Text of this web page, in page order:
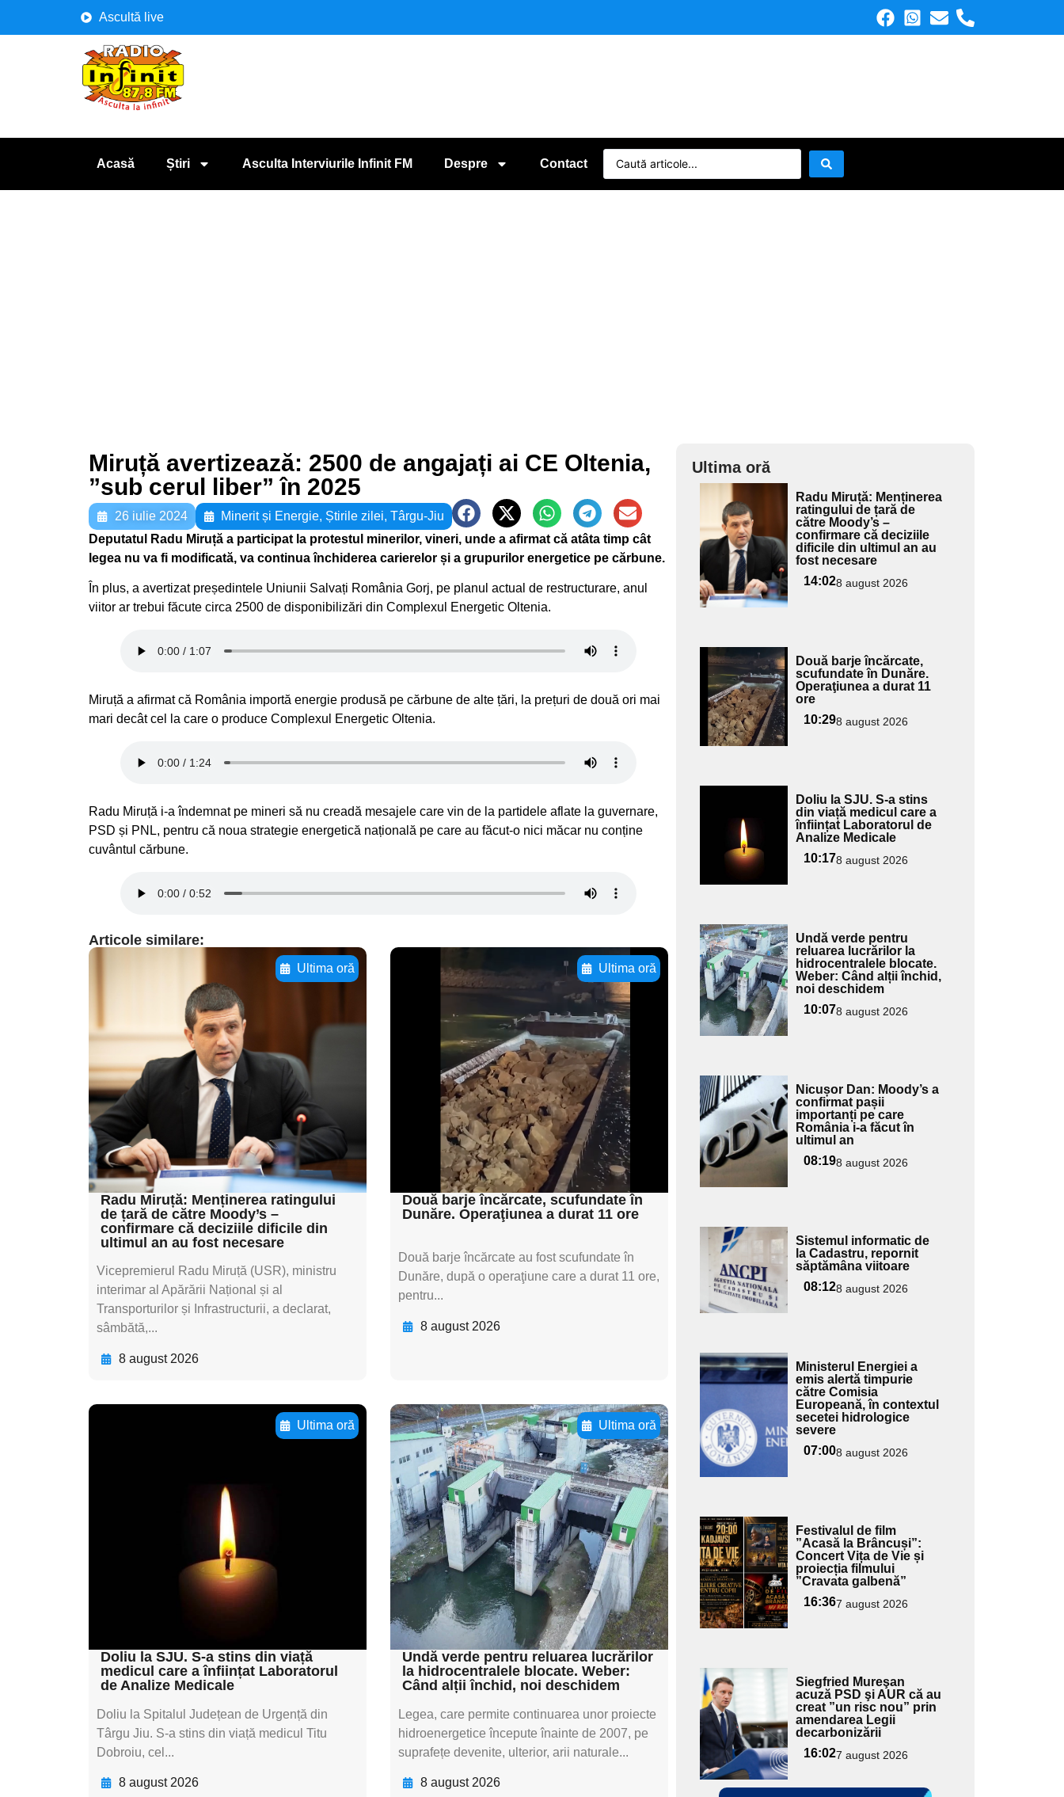
Ascultă live
Acasă Știri Asculta Interviurile Infinit FM Despre Contact
Miruță avertizează: 2500 de angajați ai CE Oltenia,
”sub cerul liber” în 2025
26 iulie 2024 Minerit și Energie, Știrile zilei, Târgu-Jiu
Deputatul Radu Miruță a participat la protestul minerilor, vineri, unde a afirmat că atâta timp cât
legea nu va fi modificată, va continua închiderea carierelor și a grupurilor energetice pe cărbune.
În plus, a avertizat președintele Uniunii Salvați România Gorj, pe planul actual de restructurare, anul
viitor ar trebui făcute circa 2500 de disponibilizări din Complexul Energetic Oltenia.
Miruță a afirmat că România importă energie produsă pe cărbune de alte țări, la prețuri de două ori mai
mari decât cel la care o produce Complexul Energetic Oltenia.
Radu Miruță i-a îndemnat pe mineri să nu creadă mesajele care vin de la partidele aflate la guvernare,
PSD și PNL, pentru că noua strategie energetică națională pe care au făcut-o nici măcar nu conține
cuvântul cărbune.
Articole similare:
Ultima oră
Adaugă aici textul
pentru
subtitluAdaugă aici
textul pentru
subtitluAdaugă aici
textul pentru
subtitluAdaugă aici
textul pentru subti
Radu Miruță: Menținerea ratingului
de țară de către Moody’s –
confirmare că deciziile dificile din
ultimul an au fost necesare
Vicepremierul Radu Miruță (USR), ministru
interimar al Apărării Național și al
Transporturilor și Infrastructurii, a declarat,
sâmbătă,...
8 august 2026
Ultima oră
Adaugă aici textul
pentru
subtitluAdaugă aici
textul pentru
subtitluAdaugă aici
textul pentru
subtitluAdaugă aici
textul pentru subti
Două barje încărcate, scufundate în
Dunăre. Operaţiunea a durat 11 ore
Două barje încărcate au fost scufundate în
Dunăre, după o operaţiune care a durat 11 ore,
pentru...
8 august 2026
Ultima oră
subtitluAdaugă aici
textul pentru
subtitluAdaugă aici
textul pentru
subtitluAdaugă aici
Doliu la SJU. S-a stins din viață
medicul care a înființat Laboratorul
de Analize Medicale
Doliu la Spitalul Județean de Urgență din
Târgu Jiu. S-a stins din viață medicul Titu
Dobroiu, cel...
8 august 2026
Ultima oră
Adaugă aici textul
pentru
subtitluAdaugă aici
textul pentru
subtitluAdaugă aici
textul pentru
subtitluAdaugă aici
textul pentru subti
Undă verde pentru reluarea lucrărilor
la hidrocentralele blocate. Weber:
Când alții închid, noi deschidem
Legea, care permite continuarea unor proiecte
hidroenergetice începute înainte de 2007, pe
suprafețe devenite, ulterior, arii naturale...
8 august 2026
Ultima oră
Adaugă
aici textul
pentru
subtitlu
Radu Miruță: Menținerea
ratingului de țară de
către Moody’s –
confirmare că deciziile
dificile din ultimul an au
fost necesare
14:028 august 2026
Adaugă
aici textul
pentru
subtitlu
Două barje încărcate,
scufundate în Dunăre.
Operaţiunea a durat 11
ore
10:298 august 2026
pentru
subtitlu
Doliu la SJU. S-a stins
din viață medicul care a
înființat Laboratorul de
Analize Medicale
10:178 august 2026
Adaugă
aici textul
pentru
subtitlu
Undă verde pentru
reluarea lucrărilor la
hidrocentralele blocate.
Weber: Când alții închid,
noi deschidem
10:078 august 2026
Adaugă
aici textul
pentru
subtitlu
Nicușor Dan: Moody’s a
confirmat pașii
importanți pe care
România i-a făcut în
ultimul an
08:198 august 2026
Adaugă
aici textul
pentru
subtitlu
Sistemul informatic de
la Cadastru, repornit
săptămâna viitoare
08:128 august 2026
Adaugă
aici textul
subtitlu
Ministerul Energiei a
emis alertă timpurie
către Comisia
Europeană, în contextul
secetei hidrologice
severe
07:008 august 2026
Adaugă
aici textul
pentru
subtitlu
Festivalul de film
”Acasă la Brâncuși”:
Concert Vița de Vie și
proiecția filmului
”Cravata galbenă”
16:367 august 2026
Adaugă
aici textul
pentru
subtitlu
Siegfried Mureşan
acuză PSD şi AUR că au
creat ”un risc nou” prin
amendarea Legii
decarbonizării
16:027 august 2026